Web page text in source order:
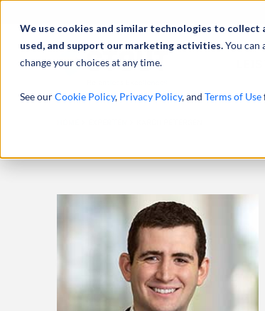
We use cookies and similar technologies to
used, and support our marketing activities.You can
change your choices at any time.
See ourCookie Policy, Privacy Policy, and Terms of Use